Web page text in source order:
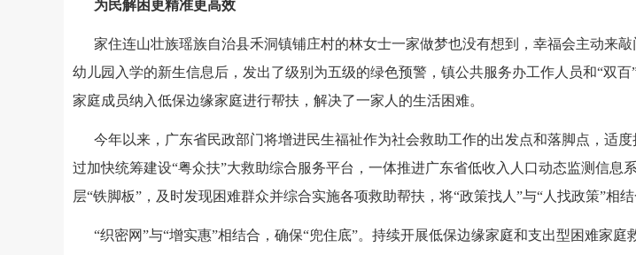
为民解困更精准更高效
家住连山壮族瑶族自治县禾洞镇铺庄村的林女士一家做梦也没有想到，幸福会主动来
幼儿园入学的新生信息后，发出了级别为五级的绿色预警，镇公共服务办工作人员和“双
家庭成员纳入低保边缘家庭进行帮扶，解决了一家人的生活困难。
今年以来，广东省民政部门将增进民生福祉作为社会救助工作的出发点和落脚点，适
过加快统筹建设“粤众扶”大救助综合服务平台，一体推进广东省低收入人口动态监测信
层“铁脚板”，及时发现困难群众并综合实施各项救助帮扶，将“政策找人”与“人找政策”相
“织密网”与“增实惠”相结合，确保“兜住底”。持续开展低保边缘家庭和支出型困难家